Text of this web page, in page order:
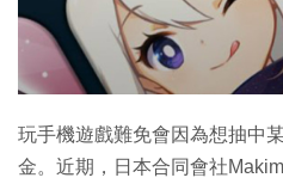
玩手機遊戲難免會因為想抽中
金。近期，日本合同會社